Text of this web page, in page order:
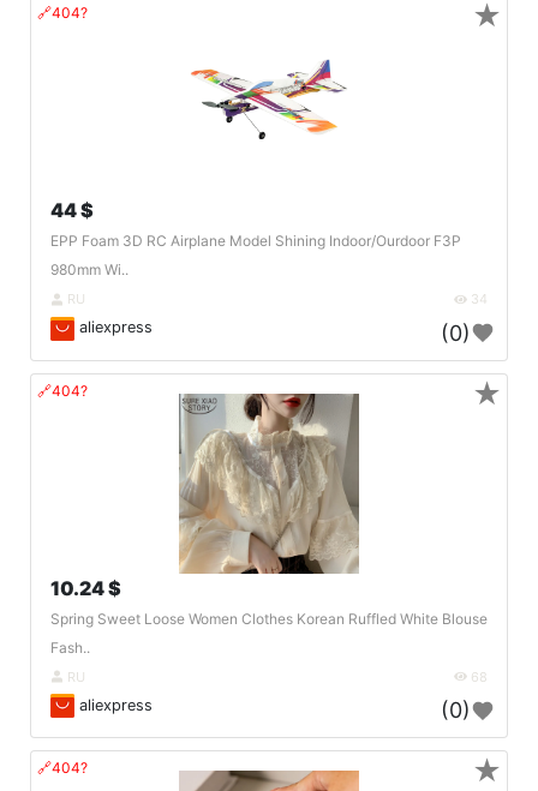
🔗404?
44 $
EPP Foam 3D RC Airplane Model Shining Indoor/Ourdoor F3P
980mm Wi..
RU 34
aliexpress (0)
★
🔗404?
10.24 $
Spring Sweet Loose Women Clothes Korean Ruffled White Blouse
Fash..
RU 68
aliexpress (0)
★
🔗404? ★